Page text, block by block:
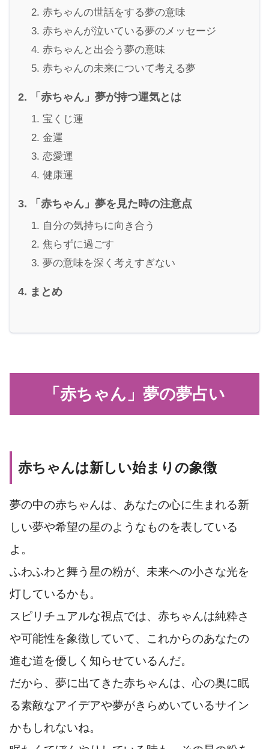
赤ちゃんの世話をする夢の意味
赤ちゃんが泣いている夢のメッセージ
赤ちゃんと出会う夢の意味
赤ちゃんの未来について考える夢
「赤ちゃん」夢が持つ運気とは
宝くじ運
金運
恋愛運
健康運
「赤ちゃん」夢を見た時の注意点
自分の気持ちに向き合う
焦らずに過ごす
夢の意味を深く考えすぎない
まとめ
「赤ちゃん」夢の夢占い
赤ちゃんは新しい始まりの象徴
夢の中の赤ちゃんは、あなたの心に生まれる新
しい夢や希望の星のようなものを表している
よ。
ふわふわと舞う星の粉が、未来への小さな光を
灯しているかも。
スピリチュアルな視点では、赤ちゃんは純粋さ
や可能性を象徴していて、これからのあなたの
進む道を優しく知らせているんだ。
だから、夢に出てきた赤ちゃんは、心の奥に眠
る素敵なアイデアや夢がきらめいているサイン
かもしれないね。